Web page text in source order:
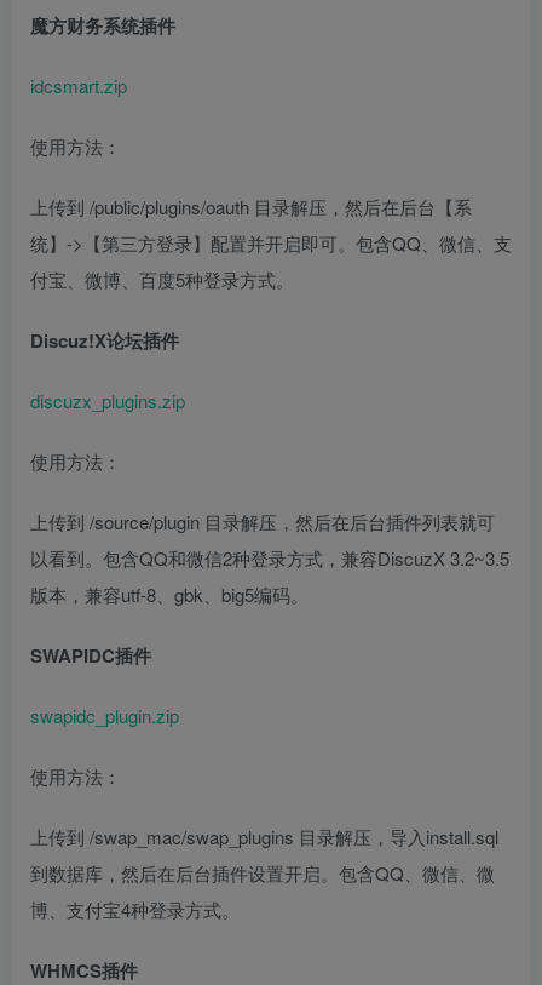
魔方财务系统插件
idcsmart.zip
使用方法：
上传到 /public/plugins/oauth 目录解压，然后在后台【系
统】->【第三方登录】配置并开启即可。包含QQ、微信、支
付宝、微博、百度5种登录方式。
Discuz!X论坛插件
discuzx_plugins.zip
使用方法：
上传到 /source/plugin 目录解压，然后在后台插件列表就可
以看到。包含QQ和微信2种登录方式，兼容DiscuzX 3.2~3.5
版本，兼容utf-8、gbk、big5编码。
SWAPIDC插件
swapidc_plugin.zip
使用方法：
上传到 /swap_mac/swap_plugins 目录解压，导入install.sql
到数据库，然后在后台插件设置开启。包含QQ、微信、微
博、支付宝4种登录方式。
WHMCS插件